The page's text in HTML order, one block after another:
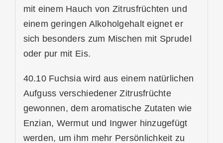
mit einem Hauch von Zitrusfrüchten und
einem geringen Alkoholgehalt eignet er
sich besonders zum Mischen mit Sprudel
oder pur mit Eis.
40.10 Fuchsia wird aus einem natürlichen
Aufguss verschiedener Zitrusfrüchte
gewonnen, dem aromatische Zutaten wie
Enzian, Wermut und Ingwer hinzugefügt
werden, um ihm mehr Persönlichkeit zu